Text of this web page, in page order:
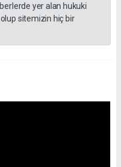
yer alan hukuki
sitemizin hiç bir